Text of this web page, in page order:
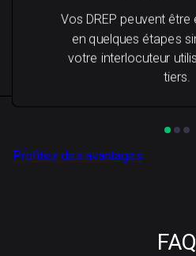
Vos DREP peuvent
en quelques étapes
votre interlocuteur
tiers.
Profitez des avantages
FAQ